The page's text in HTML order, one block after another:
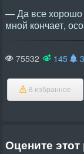
— Да все хорошо
мной кончает,
75532 145
В избранное
Оцените этот